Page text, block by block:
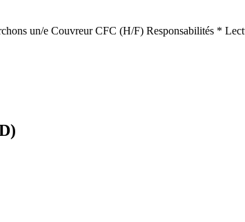
un/e Couvreur CFC (H/F) Responsabilités *